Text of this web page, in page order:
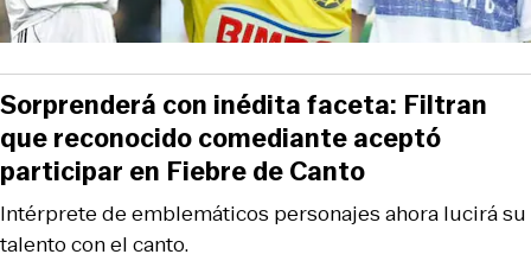
Intérprete de emblemáticos personajes ahora lucirá su
talento con el canto.
Sorprenderá con inédita faceta: Filtran
que reconocido comediante aceptó
participar en Fiebre de Canto